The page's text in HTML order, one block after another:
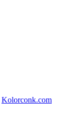
Kolorconk.com